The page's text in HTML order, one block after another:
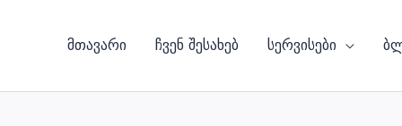
მთავარი ჩვენ შესახებ სერვისები